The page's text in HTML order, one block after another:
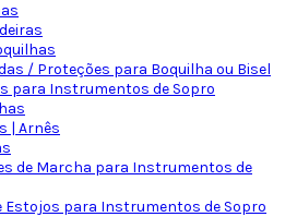
/ Proteções para Boquilha ou Bisel
para Instrumentos de Sopro
| Arnês
de Marcha para Instrumentos de
Estojos para Instrumentos de Sopro